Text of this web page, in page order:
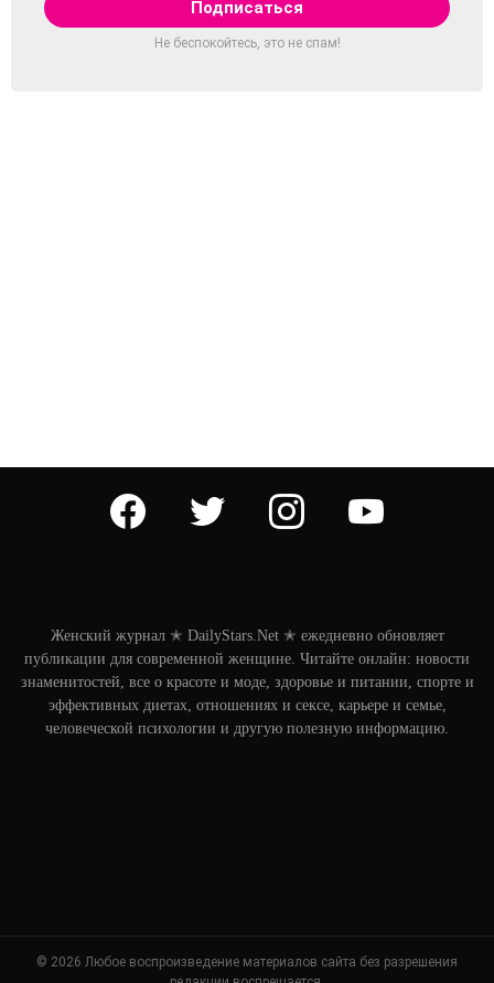
Не беспокойтесь, это не спам!
facebook twitter instagram youtube
Женский журнал ✭ DailyStars.Net ✭ ежедневно обновляет
публикации для современной женщине. Читайте онлайн: новости
знаменитостей, все о красоте и моде, здоровье и питании, спорте и
эффективных диетах, отношениях и сексе, карьере и семье,
человеческой психологии и другую полезную информацию.
© 2026 Любое воспроизведение материалов сайта без разрешения